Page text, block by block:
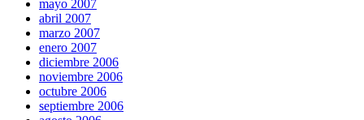
mayo 2007
abril 2007
marzo 2007
enero 2007
diciembre 2006
noviembre 2006
octubre 2006
septiembre 2006